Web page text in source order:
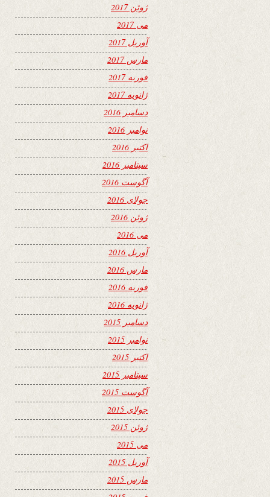
ژوئن 2017
می 2017
آوریل 2017
مارس 2017
فوریه 2017
ژانویه 2017
دسامبر 2016
نوامبر 2016
اکتبر 2016
سپتامبر 2016
آگوست 2016
جولای 2016
ژوئن 2016
می 2016
آوریل 2016
مارس 2016
فوریه 2016
ژانویه 2016
دسامبر 2015
نوامبر 2015
اکتبر 2015
سپتامبر 2015
آگوست 2015
جولای 2015
ژوئن 2015
می 2015
آوریل 2015
مارس 2015